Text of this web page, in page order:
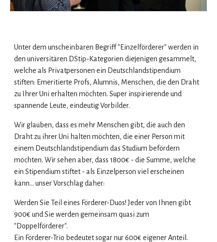
Unter dem unscheinbaren Begriff "Einzelförderer" werden in
den universitären DStip-Kategorien diejenigen gesammelt,
welche als Privatpersonen ein Deutschlandstipendium
stiften: Emeritierte Profs, Alumnis, Menschen, die den Draht
zu Ihrer Uni erhalten möchten. Super inspirierende und
spannende Leute, eindeutig Vorbilder.
Wir glauben, dass es mehr Menschen gibt, die auch den
Draht zu ihrer Uni halten möchten, die einer Person mit
einem Deutschlandstipendium das Studium befördern
möchten. Wir sehen aber, dass 1800€ - die Summe, welche
ein Stipendium stiftet - als Einzelperson viel erscheinen
kann... unser Vorschlag daher:
Werden Sie Teil eines Förderer-Duos! Jeder von Ihnen gibt
900€ und Sie werden gemeinsam quasi zum
"Doppelförderer".
Ein Förderer-Trio bedeutet sogar nur 600€ eigener Anteil.